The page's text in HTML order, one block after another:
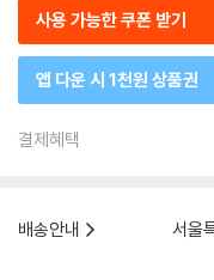
사용 가능한 쿠폰 받기
앱 다운 시 1천원 상품권
결제혜택
배송안내
서울